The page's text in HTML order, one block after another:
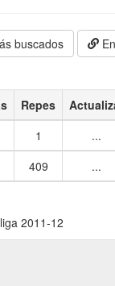
buscados
Repes
1
...
409 ...
2011-12